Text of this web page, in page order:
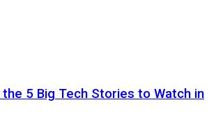
5 Big Tech Stories to Watch in